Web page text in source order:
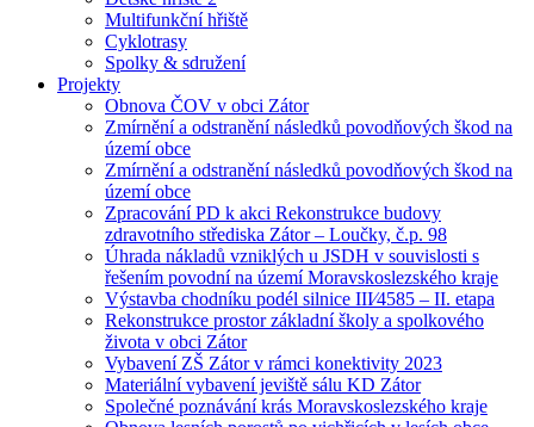
Multifunkční hřiště
Cyklotrasy
Spolky & sdružení
Projekty
Obnova ČOV v obci Zátor
Zmírnění a odstranění následků povodňových škod na
území obce
Zmírnění a odstranění následků povodňových škod na
území obce
Zpracování PD k akci Rekonstrukce budovy
zdravotního střediska Zátor – Loučky, č.p. 98
Úhrada nákladů vzniklých u JSDH v souvislosti s
řešením povodní na území Moravskoslezského kraje
Výstavba chodníku podél silnice III⁄4585 – II. etapa
Rekonstrukce prostor základní školy a spolkového
života v obci Zátor
Vybavení ZŠ Zátor v rámci konektivity 2023
Materiální vybavení jeviště sálu KD Zátor
Společné poznávání krás Moravskoslezského kraje